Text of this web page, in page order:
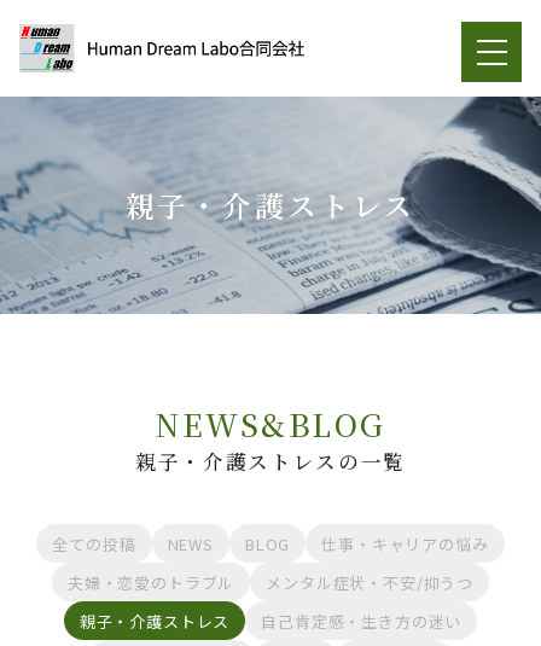
親子・介護ストレス
NEWS&BLOG
親子・介護ストレスの一覧
全ての投稿 NEWS BLOG
仕事・キャリアの悩み
夫婦・恋愛のトラブル
メンタル症状・不安/抑うつ
親子・介護ストレス
自己肯定感・生き方の迷い